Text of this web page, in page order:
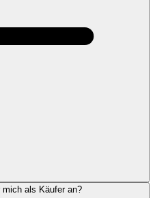
mich als Käufer an?